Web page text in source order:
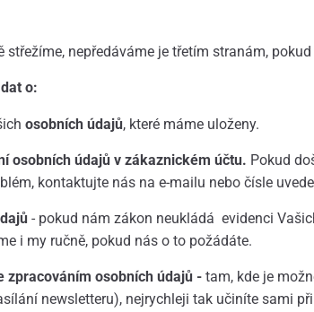
střežíme, nepředáváme je třetím stranám,
o:
osobních údajů, které máme uloženy.
osobních údajů v zákaznickém účtu. Pokud
kontaktujte nás na e-mailu nebo čísle
- pokud nám zákon neukládá evidenci
i my ručně, pokud nás o to požádáte.
zpracováním osobních údajů - tam, kde je
newsletteru), nejrychleji tak učiníte sami